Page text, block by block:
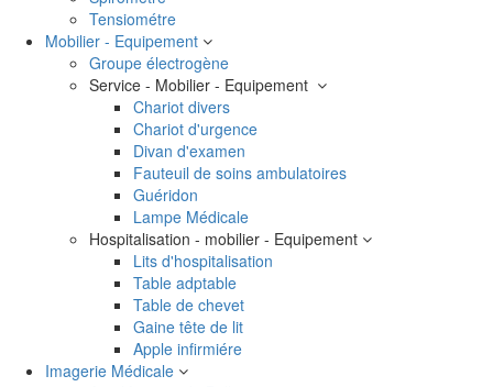
Tensiométre
Mobilier - Equipement
Groupe électrogène
Service - Mobilier - Equipement
Chariot divers
Chariot d'urgence
Divan d'examen
Fauteuil de soins ambulatoires
Guéridon
Lampe Médicale
Hospitalisation - mobilier - Equipement
Lits d'hospitalisation
Table adptable
Table de chevet
Gaine tête de lit
Apple infirmiére
Imagerie Médicale